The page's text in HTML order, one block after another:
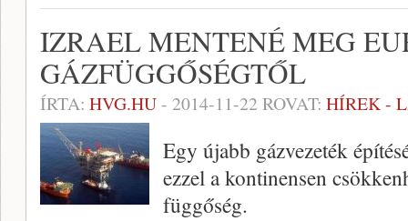
IZRAEL MENTENÉ MEG
GÁZFÜGGŐSÉGTŐL
ÍRTA: HVG.HU- 2014-11-22 ROVAT: HÍREK -
Egy újabb gázvezeték
ezzel a kontinensen
függőség.